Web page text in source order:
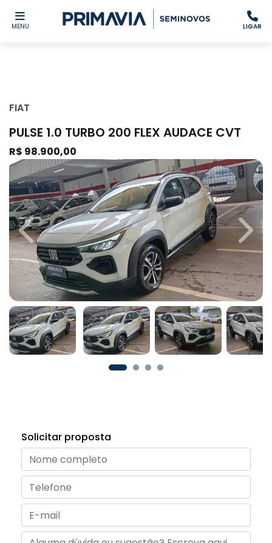
MENU LIGAR
FIAT
PULSE 1.0 TURBO 200 FLEX AUDACE CVT
R$ 98.900,00
Previous Next
Solicitar proposta